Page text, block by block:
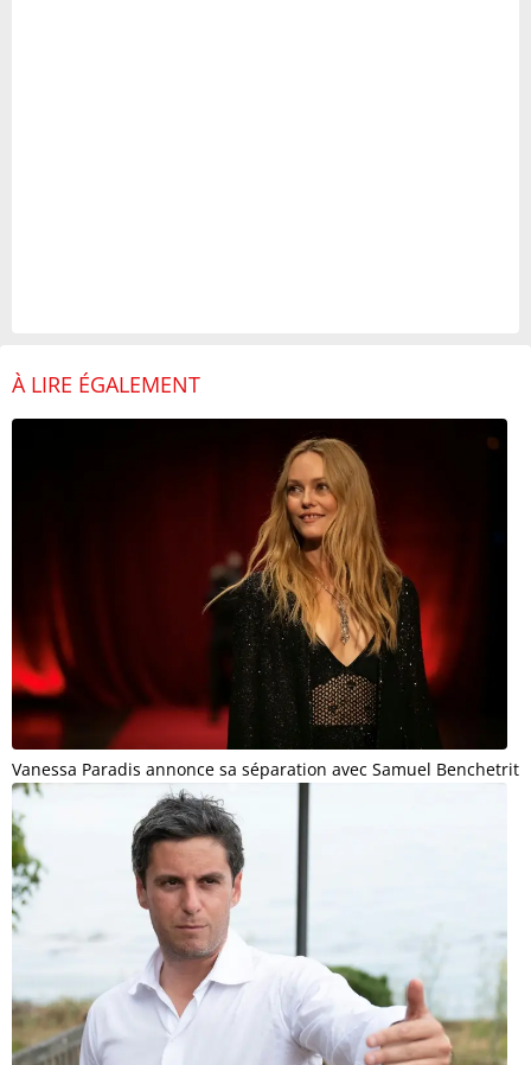
À LIRE ÉGALEMENT
Vanessa Paradis annonce sa séparation avec Samuel Benchetrit